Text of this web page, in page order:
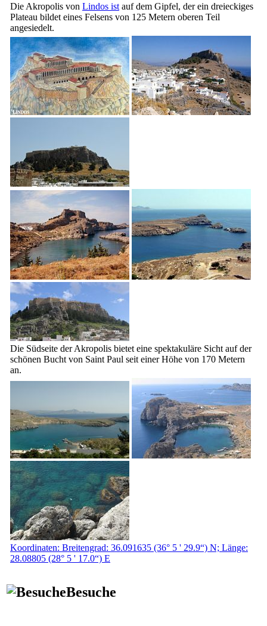
Die Akropolis von Lindos ist auf dem Gipfel, der ein dreieckiges
Plateau bildet eines Felsens von 125 Metern oberen Teil
angesiedelt.
Die Südseite der Akropolis bietet eine spektakuläre Sicht auf der
schönen Bucht von Saint Paul seit einer Höhe von 170 Metern
an.
Koordinaten: Breitengrad: 36.091635 (36° 5 ' 29.9“) N; Länge:
28.08805 (28° 5 ' 17.0“) E
Besuche